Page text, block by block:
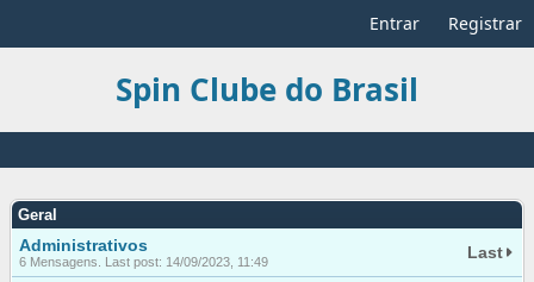
Entrar Registrar
Spin Clube do Brasil
Geral
Administrativos
6 Mensagens. Last post: 14/09/2023, 11:49 Last